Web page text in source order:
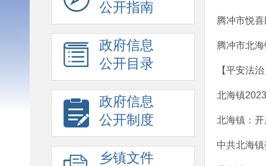
公开指南
政府信息
公开目录
政府信息
公开制度
乡镇文件
腾冲市悦
腾冲市北
【平安法
北海镇
北海镇：
中共北海